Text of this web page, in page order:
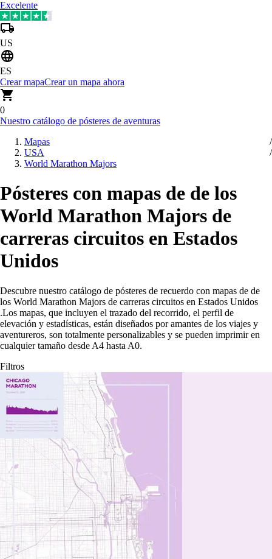
Excelente
US
ES
Crear mapaCrear un mapa ahora
0
Nuestro catálogo de pósteres de aventuras
Mapas
USA
World Marathon Majors
Pósteres con mapas de de los
World Marathon Majors de
carreras circuitos en Estados
Unidos
Descubre nuestro catálogo de pósteres de recuerdo con mapas de de
los World Marathon Majors de carreras circuitos en Estados Unidos
.Los mapas, que incluyen el trazado del recorrido, el perfil de
elevación y estadísticas, están diseñados por amantes de los viajes y
aventureros, son totalmente personalizables y se pueden imprimir en
cualquier tamaño desde A4 hasta A0.
Filtros